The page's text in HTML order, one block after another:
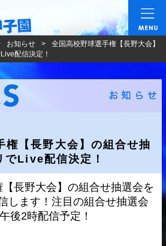
燃えろ!青春 つかめ
お知らせ
全国高校野球選手権【長野大会】
配信決定！
権【長野大会】の組合せ抽
Live配信決定！
長野大会】の組合せ抽選会を
します！注目の組合せ抽選会
後2時配信予定！